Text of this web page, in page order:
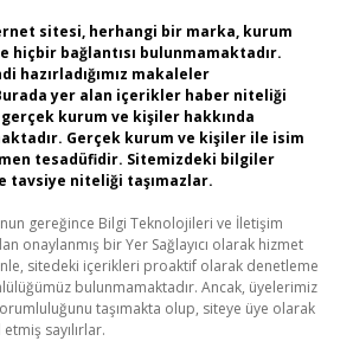
sitesi, herhangi bir marka, kurum
hiçbir bağlantısı bulunmamaktadır.
hazırladığımız makaleler
yer alan içerikler haber niteliği
kurum ve kişiler hakkında
Gerçek kurum ve kişiler ile isim
tesadüfidir. Sitemizdeki bilgiler
tavsiye niteliği taşımazlar.
gereğince Bilgi Teknolojileri ve İletişim
onaylanmış bir Yer Sağlayıcı olarak hizmet
sitedeki içerikleri proaktif olarak denetleme
bulunmamaktadır. Ancak, üyelerimiz
taşımakta olup, siteye üye olarak
sayılırlar.